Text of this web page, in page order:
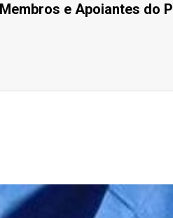
e Apoiantes do